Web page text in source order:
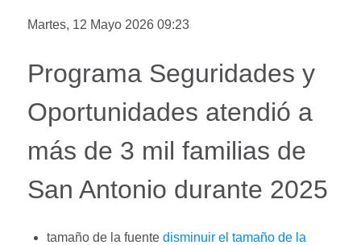
Martes, 12 Mayo 2026 09:23
Programa Seguridades y
Oportunidades atendió a
más de 3 mil familias de
San Antonio durante 2025
tamaño de la fuente disminuir el tamaño de la